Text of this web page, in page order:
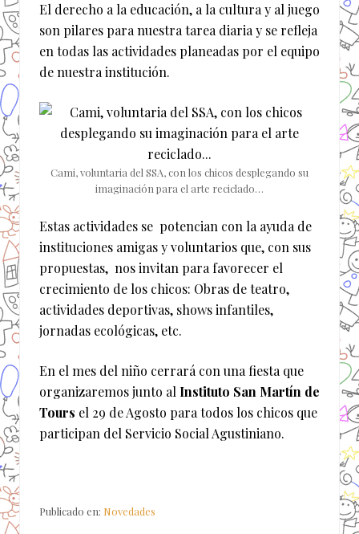
El derecho a la educación, a la cultura y al juego
son pilares para nuestra tarea diaria y se refleja
en todas las actividades planeadas por el equipo
de nuestra institución.
Cami, voluntaria del SSA, con los chicos desplegando su
imaginación para el arte reciclado…
Estas actividades se potencian con la ayuda de
instituciones amigas y voluntarios que, con sus
propuestas, nos invitan para favorecer el
crecimiento de los chicos: Obras de teatro,
actividades deportivas, shows infantiles,
jornadas ecológicas, etc.
En el mes del niño cerrará con una fiesta que
organizaremos junto al Instituto San Martín de
Tours el 29 de Agosto para todos los chicos que
participan del Servicio Social Agustiniano.
Publicado en: Novedades